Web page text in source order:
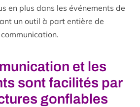
en plus dans les événements de
un outil à part entière de
communication.
et les
sont facilités par
gonflables